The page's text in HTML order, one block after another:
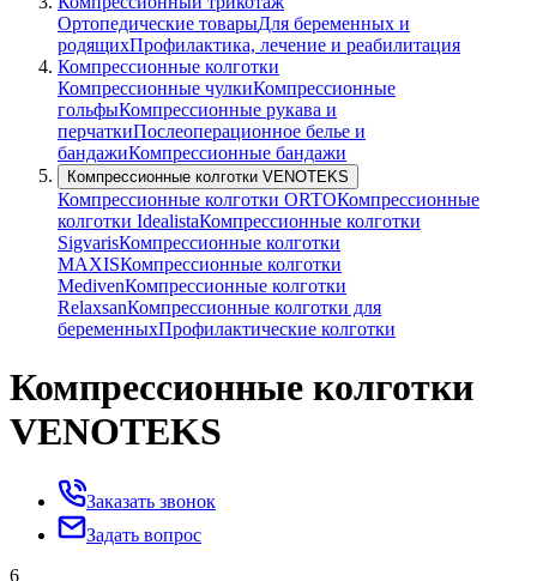
Ортопедические товарыДля беременных и
родящихПрофилактика, лечение и реабилитация
Компрессионные колготки
Компрессионные чулкиКомпрессионные
гольфыКомпрессионные рукава и
перчаткиПослеоперационное белье и
бандажиКомпрессионные бандажи
Компрессионные колготки VENOTEKS
Компрессионные колготки ORTOКомпрессионные
колготки IdealistaКомпрессионные колготки
SigvarisКомпрессионные колготки
MAXISКомпрессионные колготки
MedivenКомпрессионные колготки
RelaxsanКомпрессионные колготки для
беременныхПрофилактические колготки
Компрессионные колготки
VENOTEKS
Заказать звонок
Задать вопрос
6